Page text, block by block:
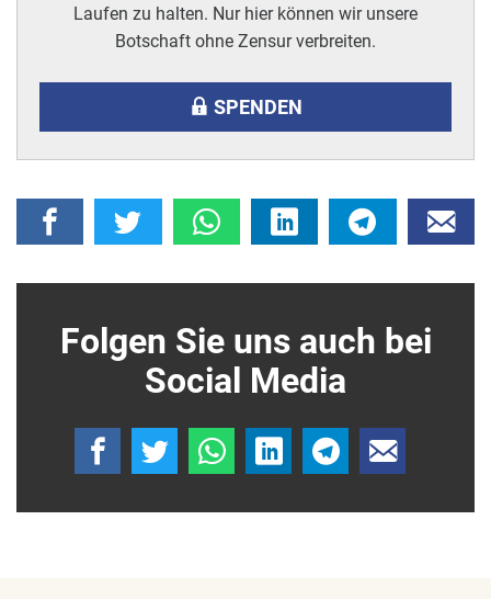
Laufen zu halten. Nur hier können wir unsere
Botschaft ohne Zensur verbreiten.
SPENDEN
Folgen Sie uns auch bei
Social Media